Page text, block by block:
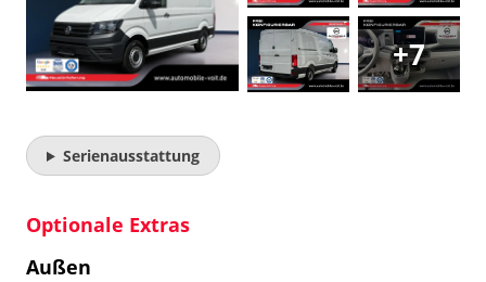
+7
Serienausstattung
Optionale Extras
Außen